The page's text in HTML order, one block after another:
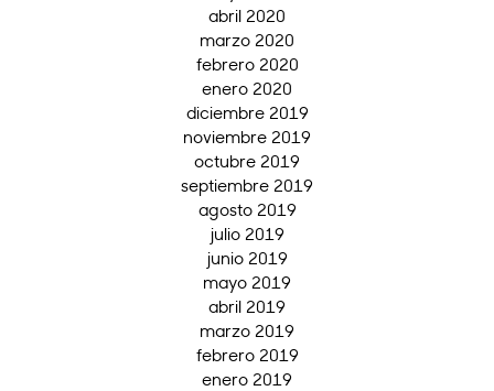
abril 2020
marzo 2020
febrero 2020
enero 2020
diciembre 2019
noviembre 2019
octubre 2019
septiembre 2019
agosto 2019
julio 2019
junio 2019
mayo 2019
abril 2019
marzo 2019
febrero 2019
enero 2019